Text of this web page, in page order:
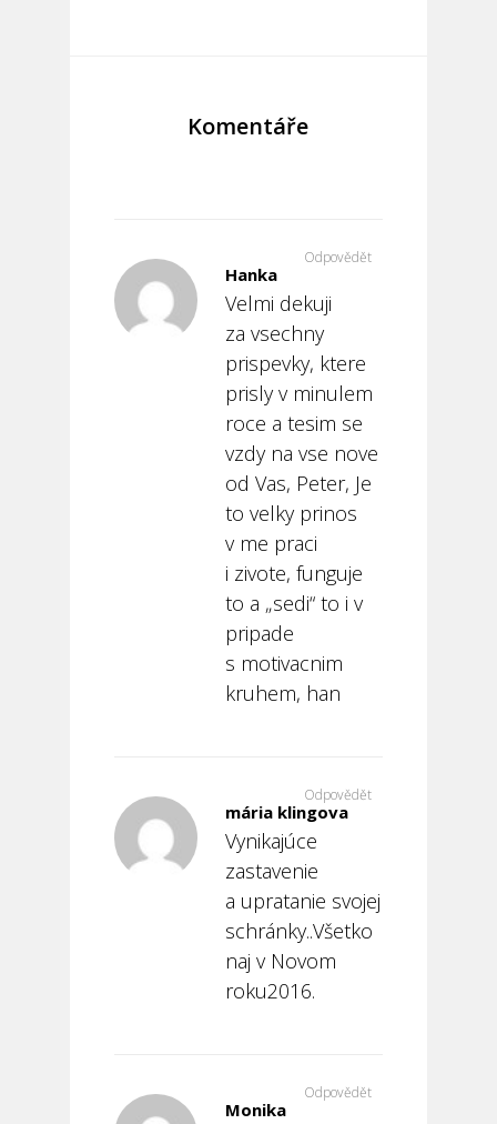
Komentáře
Hanka
Velmi dekuji
za vsechny
prispevky, ktere
prisly v minulem
roce a tesim se
vzdy na vse nove
od Vas, Peter, Je
to velky prinos
v me praci
i zivote, funguje
to a „sedi“ to i v
pripade
s motivacnim
kruhem, han
Odpovědět
mária klingova
Vynikajúce
zastavenie
a upratanie svojej
schránky..Všetko
naj v Novom
roku2016.
Odpovědět
Monika
Odpovědět